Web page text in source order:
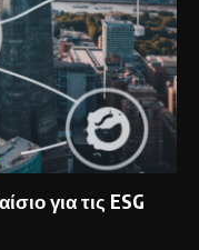
για τις ESG